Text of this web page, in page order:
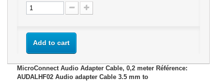
Add to cart
MicroConnect Audio Adapter Cable, 0,2 meter Référence:
AUDALHF02 Audio adapter Cable 3.5 mm to